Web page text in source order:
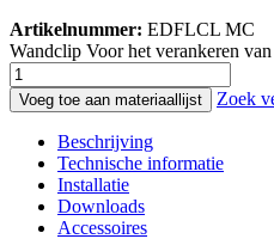
Artikelnummer: EDFLCL MC
Wandclip Voor het verankeren
Voeg toe aan materiaallijst Zoek
Beschrijving
Technische informatie
Installatie
Downloads
Accessoires